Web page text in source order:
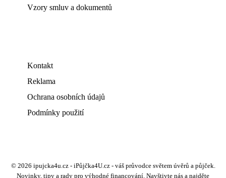
Vzory smluv a dokumentů
Kontakt
Reklama
Ochrana osobních údajů
Podmínky použití
© 2026 ipujcka4u.cz - iPůjčka4U.cz - váš průvodce světem úvěrů a půjček.
Novinky, tipy a rady pro výhodné financování. Navštivte nás a najděte